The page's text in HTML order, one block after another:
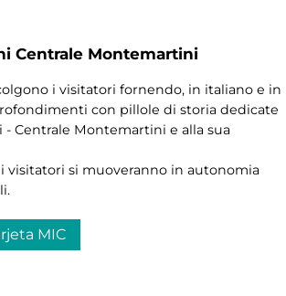
Centrale Montemartini
i visitatori fornendo, in italiano e in
con pillole di storia dedicate
- Centrale Montemartini e alla sua
visitatori si muoveranno in autonomia
MIC